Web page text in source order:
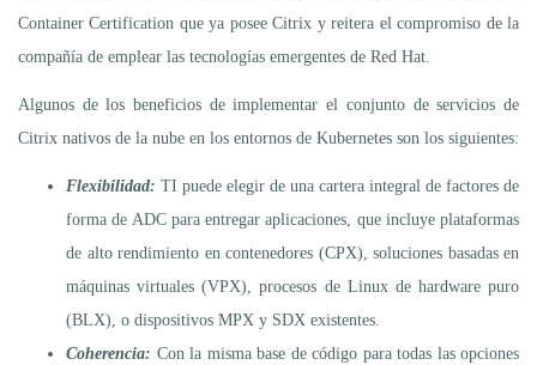
Container Certification que ya posee Citrix y reitera el compromiso de la
compañía de emplear las tecnologías emergentes de Red Hat.
Algunos de los beneficios de implementar el conjunto de servicios de
Citrix nativos de la nube en los entornos de Kubernetes son los siguientes:
Flexibilidad: TI puede elegir de una cartera integral de factores de
forma de ADC para entregar aplicaciones, que incluye plataformas
de alto rendimiento en contenedores (CPX), soluciones basadas en
máquinas virtuales (VPX), procesos de Linux de hardware puro
(BLX), o dispositivos MPX y SDX existentes.
Coherencia: Con la misma base de código para todas las opciones